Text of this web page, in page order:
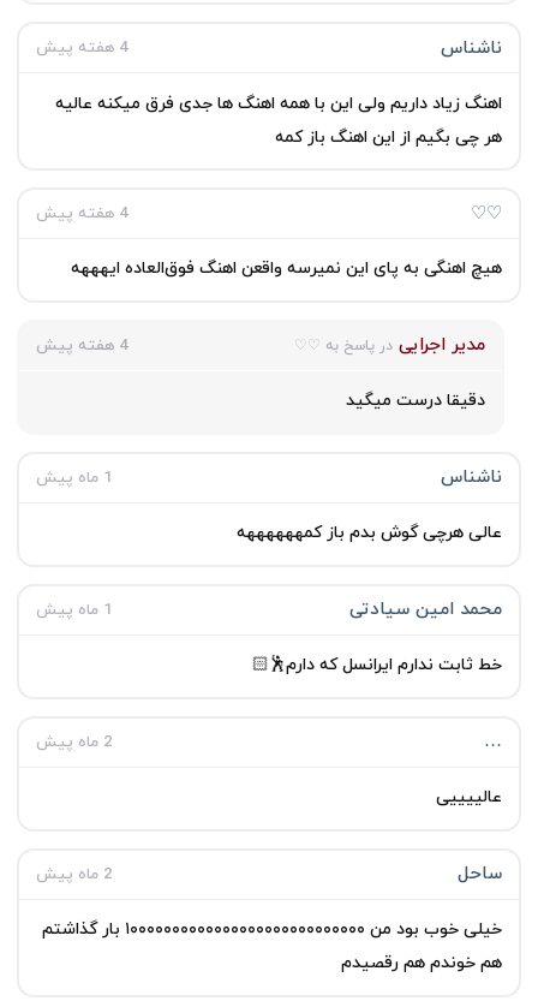
ناشناس 4 هفته پیش
اهنگ زیاد داریم ولی این با همه اهنگ ها جدی فرق میکنه عالیه
هر چی بگیم از این اهنگ باز کمه
♡♡ 4 هفته پیش
هیچ اهنگی به پای این نمیرسه واقعن اهنگ فوق‌العاده ایهههه
مدیر اجرایی در پاسخ به ♡♡ 4 هفته پیش
دقیقا درست میگید
ناشناس 1 ماه پیش
عالی هرچی گوش بدم باز کمههههههه
محمد امین سیادتی 1 ماه پیش
خط ثابت ندارم ایرانسل که دارم🕺🏻
… 2 ماه پیش
عالییییی
ساحل 2 ماه پیش
خیلی خوب بود من ۱۰۰۰۰۰۰۰۰۰۰۰۰۰۰۰۰۰۰۰۰۰۰۰۰۰۰۰۰ بار گذاشتم
هم خوندم هم رقصیدم